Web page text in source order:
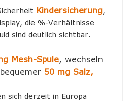
Kindersicherung,
die %-Verhältnisse
sind deutlich sichtbar.
Mesh-Spule, wechseln
50 mg Salz,
sich derzeit in Europa